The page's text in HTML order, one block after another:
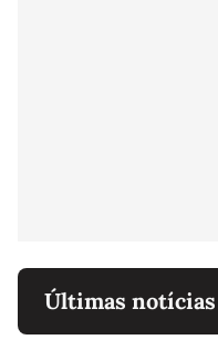
Últimas notícias